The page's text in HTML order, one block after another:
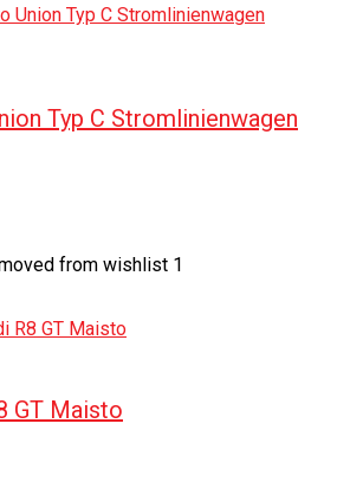
Typ C Stromlinienwagen
from wishlist 1
GT Maisto